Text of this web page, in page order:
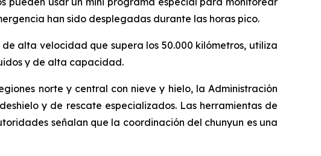
han sido desplegadas durante las horas pico.
alta velocidad que supera los 50.000 kilómetros, utiliza
y de alta capacidad.
norte y central con nieve y hielo, la Administración
y de rescate especializados. Las herramientas de
señalan que la coordinación del chunyun es una